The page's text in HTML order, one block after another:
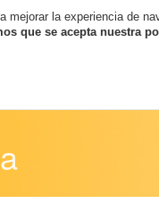
mejorar la experiencia de
que se acepta nuestra